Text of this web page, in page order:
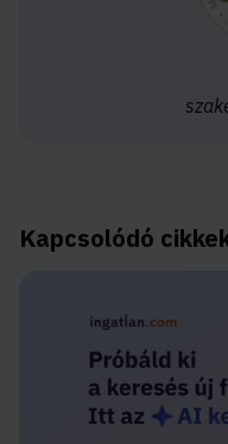
Kapcsolódó